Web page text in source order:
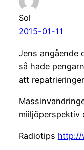
Sol
2015-01-11
Jens angående
så hade
att
miiljöperspektiv
Radiotips http://